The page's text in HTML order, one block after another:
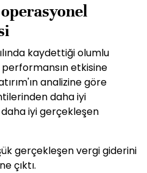
kaydettiği olumlu
etkisine
analizine göre
daha iyi
iyi gerçekleşen
gerçekleşen vergi giderini
çıktı.